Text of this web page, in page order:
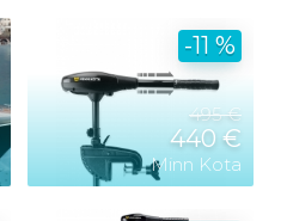
495 €
440 €
Minn Kota
-11 %